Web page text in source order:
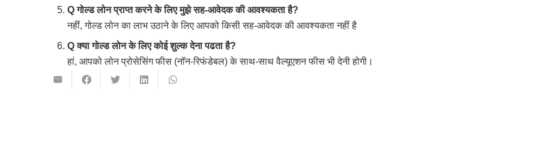
Q गोल्डलोनप्राप्तकरनेकेलिएमुझेसह-आवेदककीआवश्यकताहै?
नहीं, गोल्ड लोन का लाभ उठाने के लिए आपको किसी सह-आवेदक की आवश्यकता नहीं है
Qक्यागोल्डलोनकेलिएकोईशुल्कदेनापढताहै?
हां, आपको लोन प्रोसेसिंग फीस (नॉन-रिफंडेबल) के साथ-साथ वैल्यूएशन फीस भी देनी होगी।